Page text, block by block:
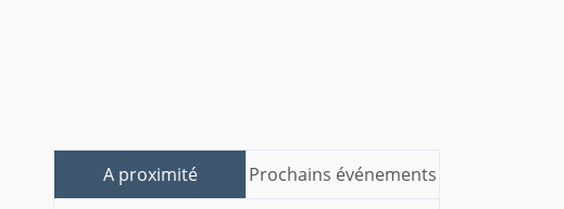
A proximité Prochains événements